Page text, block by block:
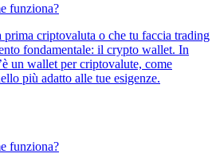
funziona?
prima criptovaluta o che tu faccia trading
fondamentale: il crypto wallet. In
un wallet per criptovalute, come
più adatto alle tue esigenze.
funziona?